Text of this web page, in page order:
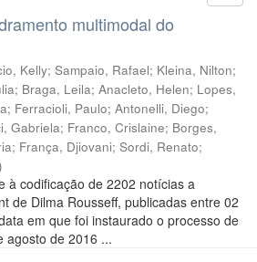
multimodal do
Kelly; Sampaio, Rafael; Kleina, Nilton;
; Braga, Leila; Anacleto, Helen; Lopes,
; Ferracioli, Paulo; Antonelli, Diego;
Gabriela; Franco, Crislaine; Borges,
; França, Djiovani; Sordi, Renato;
à codificação de 2202 notícias a
de Dilma Rousseff, publicadas entre 02
em que foi instaurado o processo de
agosto de 2016 ...